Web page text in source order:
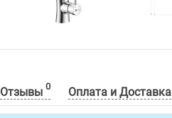
Отзывы 0 Оплата и Доставка